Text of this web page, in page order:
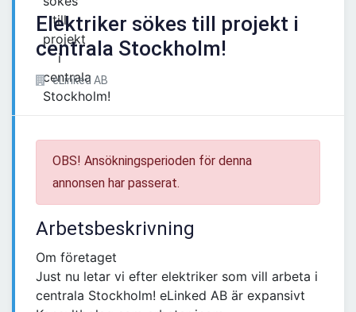
Elektriker sökes till projekt i
centrala Stockholm!
eLinked AB
OBS! Ansökningsperioden för denna
annonsen har passerat.
Arbetsbeskrivning
Om företaget
Just nu letar vi efter elektriker som vill arbeta i
centrala Stockholm! eLinked AB är expansivt